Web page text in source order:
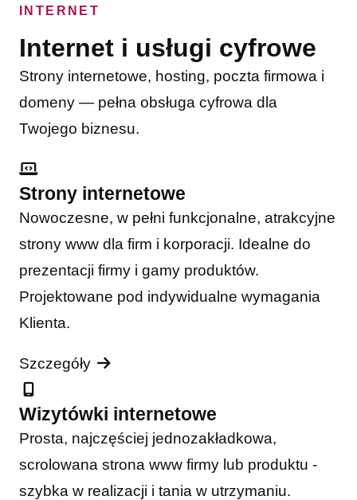
INTERNET
Internet i usługi cyfrowe
Strony internetowe, hosting, poczta firmowa i
domeny — pełna obsługa cyfrowa dla
Twojego biznesu.
Strony internetowe
Nowoczesne, w pełni funkcjonalne, atrakcyjne
strony www dla firm i korporacji. Idealne do
prezentacji firmy i gamy produktów.
Projektowane pod indywidualne wymagania
Klienta.
Szczegóły
Wizytówki internetowe
Prosta, najczęściej jednozakładkowa,
scrolowana strona www firmy lub produktu -
szybka w realizacji i tania w utrzymaniu.